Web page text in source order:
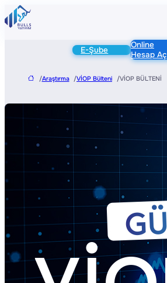
E-Şube
Online
Hesap Aç
/Araştırma /VİOP Bülteni /VİOP BÜLTENİ